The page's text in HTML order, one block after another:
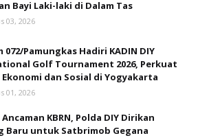
Bayi Laki-laki di Dalam Tas
03, 2026
072/Pamungkas Hadiri KADIN DIY
Golf Tournament 2026, Perkuat
dan Sosial di Yogyakarta
01, 2026
KBRN, Polda DIY Dirikan
Baru untuk Satbrimob Gegana